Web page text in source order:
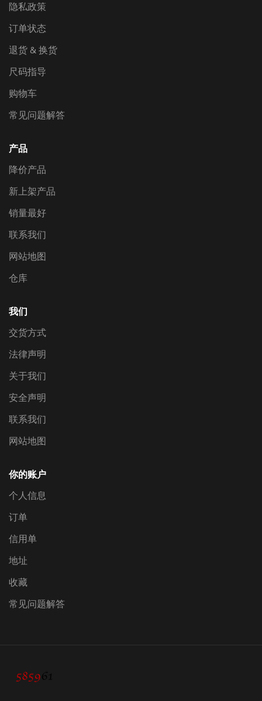
隐私政策
订单状态
退货 & 换货
尺码指导
购物车
常见问题解答
产品
降价产品
新上架产品
销量最好
联系我们
网站地图
仓库
我们
交货方式
法律声明
关于我们
安全声明
联系我们
网站地图
你的账户
个人信息
订单
信用单
地址
收藏
常见问题解答